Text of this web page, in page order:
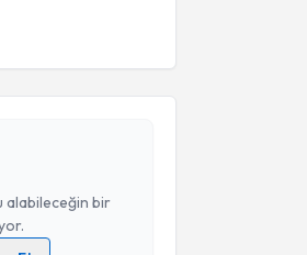
alabileceğin bir